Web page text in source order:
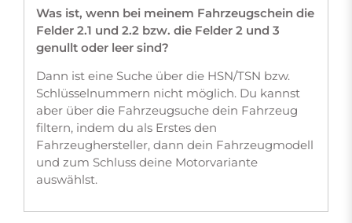
Was ist, wenn bei meinem Fahrzeugschein die
Felder 2.1 und 2.2 bzw. die Felder 2 und 3
genullt oder leer sind?
Dann ist eine Suche über die HSN/TSN bzw.
Schlüsselnummern nicht möglich. Du kannst
aber über die Fahrzeugsuche dein Fahrzeug
filtern, indem du als Erstes den
Fahrzeughersteller, dann dein Fahrzeugmodell
und zum Schluss deine Motorvariante
auswählst.